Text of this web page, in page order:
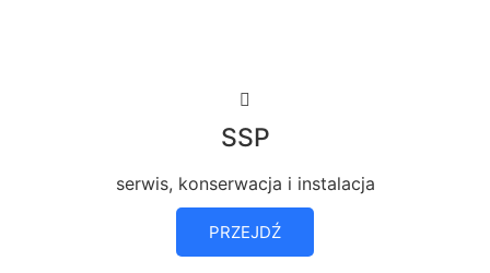
SSP
serwis, konserwacja i instalacja
PRZEJDŹ